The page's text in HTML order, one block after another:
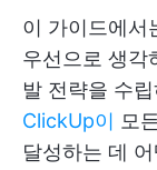
이 가이드에서
우선으로 생각
발 전략을 수
ClickUp이 모
달성하는 데